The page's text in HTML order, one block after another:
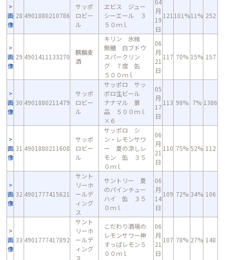
画
像
28 4901880210786
サッポ
ロビー
ル
ヱビス ジュー
シーエール ３
５０ｍｌ
04
月
19
日
121 101%11% 252
画
像
29 4901411133270
麒麟麦
酒
キリン 氷結
無糖 白ブドウ
スパークリン
グ ７度 缶
５００ｍｌ
06
月
21
日
117 70% 15% 157
画
像
30 4901880211479
サッポ
ロビー
ル
サッポロ サッ
ポロ生ビール
ナナマル 景
品 ５００ｍｌ
×６
05
月
17
日
113 98% 7% 1386
画
像
31 4901880211608
サッポ
ロビー
ル
サッポロ シ
ン・レモンサワ
ー 夏の涼しレ
モン 缶 ３５
０ｍｌ
06
月
21
日
110 75% 52% 112
画
像
32 4901777415621
サント
リーホ
ールデ
ィング
ス
サントリー 夏
のパインチュー
ハイ 缶 ３５
０ｍｌ
06
月
14
日
109 72% 34% 106
画
像
33 4901777417892
サント
リーホ
ールデ
ィング
ス
こだわり酒場の
レモンサワー神
すっぱレモン５
００ｍｌ
06
月
21
日
107 78% 27% 148